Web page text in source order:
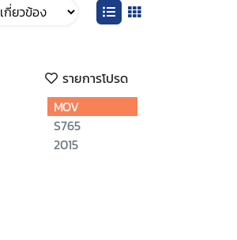
รายการโปรด
MOV
S765
2015